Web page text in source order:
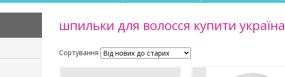
шпильки для волосся купити україна
Сортування